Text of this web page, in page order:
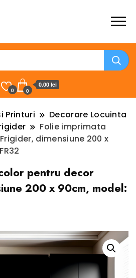
0 0
0.00 lei
Printuri
Decorare Locuinta
Folie imprimata
dimensiune 200 x
pentru decor
200 x 90cm, model: